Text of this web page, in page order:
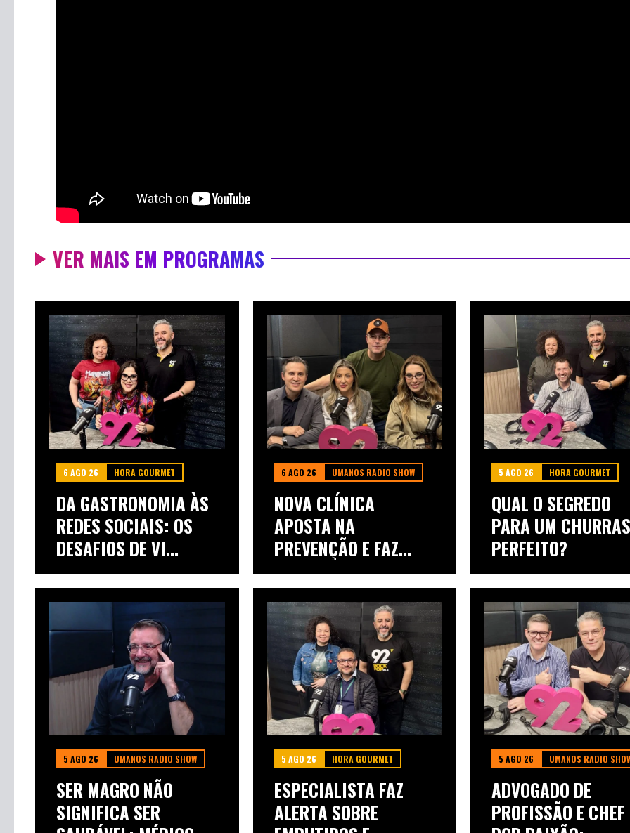
VER MAIS EM PROGRAMAS
6 AGO 26 HORA GOURMET
DA GASTRONOMIA ÀS
REDES SOCIAIS: OS
DESAFIOS DE VI...
6 AGO 26 UMANOS RADIO SHOW
NOVA CLÍNICA
APOSTA NA
PREVENÇÃO E FAZ
ALERTA: DOE...
5 AGO 26 HORA GOURMET
QUAL O SEGREDO
PARA UM
PERFEITO?
5 AGO 26 UMANOS RADIO SHOW
SER MAGRO NÃO
SIGNIFICA SER
5 AGO 26 HORA GOURMET
ESPECIALISTA FAZ
ALERTA SOBRE
5 AGO 26 UMANOS RADIO
ADVOGADO DE
PROFISSÃO E CHEF